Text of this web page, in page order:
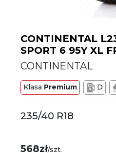
CONTINENTAL
SPORT 6 95Y XL
CONTINENTAL
Klasa Premium D
235/40 R18
568zł/szt.